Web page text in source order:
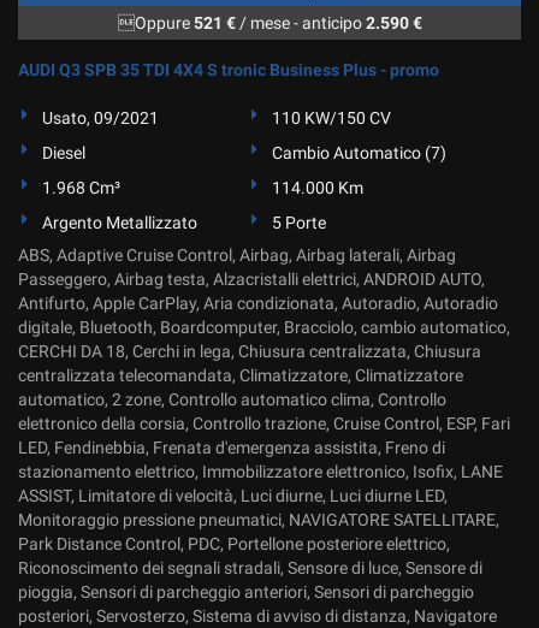
Oppure521 €/ mese-anticipo2.590 €
AUDI Q3 SPB 35 TDI 4X4 S tronic Business Plus - promo
Usato, 09/2021
110 KW/150 CV
Diesel
Cambio Automatico (7)
1.968 Cm³
114.000 Km
Argento Metallizzato
5 Porte
ABS, Adaptive Cruise Control, Airbag, Airbag laterali, Airbag
Passeggero, Airbag testa, Alzacristalli elettrici, ANDROID AUTO,
Antifurto, Apple CarPlay, Aria condizionata, Autoradio, Autoradio
digitale, Bluetooth, Boardcomputer, Bracciolo, cambio automatico,
CERCHI DA 18, Cerchi in lega, Chiusura centralizzata, Chiusura
centralizzata telecomandata, Climatizzatore, Climatizzatore
automatico, 2 zone, Controllo automatico clima, Controllo
elettronico della corsia, Controllo trazione, Cruise Control, ESP, Fari
LED, Fendinebbia, Frenata d'emergenza assistita, Freno di
stazionamento elettrico, Immobilizzatore elettronico, Isofix, LANE
ASSIST, Limitatore di velocità, Luci diurne, Luci diurne LED,
Monitoraggio pressione pneumatici, NAVIGATORE SATELLITARE,
Park Distance Control, PDC, Portellone posteriore elettrico,
Riconoscimento dei segnali stradali, Sensore di luce, Sensore di
pioggia, Sensori di parcheggio anteriori, Sensori di parcheggio
posteriori, Servosterzo, Sistema di avviso di distanza, Navigatore